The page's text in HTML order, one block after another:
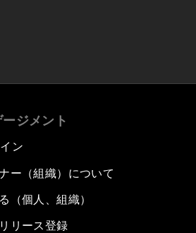
ジメント
ン
ー（組織）について
（個人、組織）
リース登録